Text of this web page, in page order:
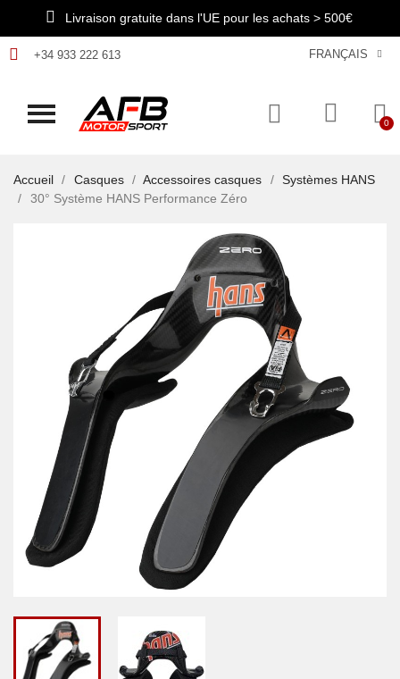
Livraison gratuite dans l'UE pour les achats > 500€
+34 933 222 613 FRANÇAIS
Accueil Casques Accessoires casques
Systèmes HANS
30° Système HANS Performance Zéro